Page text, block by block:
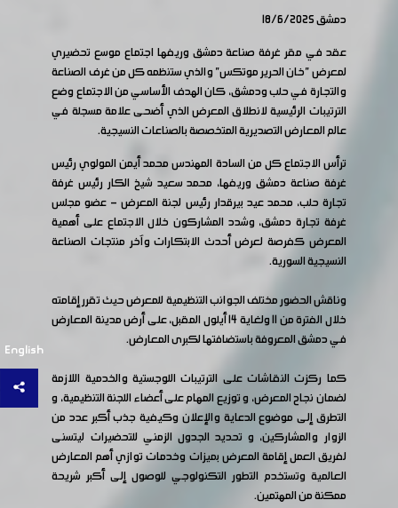
English
دمشق 18/6/2025
عقد في مقر غرفة صناعة دمشق وريفها اجتماع موسع تحضيري
لمعرض "خان الحرير موتكس" والذي ستنظمه كل من غرف الصناعة
والتجارة في حلب ودمشق، كان الهدف الأساسي من الاجتماع وضع
الترتيبات الرئيسية لانطلاق المعرض الذي أضحى علامة مسجلة في
عالم المعارض التصديرية المتخصصة بالصناعات النسيجية.
ترأس الاجتماع كل من السادة المهندس محمد أيمن المولوي رئيس
غرفة صناعة دمشق وريفها، محمد سعيد شيخ الكار رئيس غرفة
تجارة حلب، محمد عيد بيرقدار رئيس لجنة المعرض - عضو مجلس
غرفة تجارة دمشق، وشدد المشاركون خلال الاجتماع على أهمية
المعرض كفرصة لعرض أحدث الابتكارات وآخر منتجات الصناعة
النسيجية السورية.
وناقش الحضور مختلف الجوانب التنظيمية للمعرض حيث تقرر إقامته
خلال الفترة من 11 ولغاية 14 أيلول المقبل، على أرض مدينة المعارض
في دمشق المعروفة باستضافتها لكبرى المعارض.
كما ركزت النقاشات على الترتيبات اللوجستية والخدمية اللازمة
لضمان نجاح المعرض، و توزيع المهام على أعضاء اللجنة التنظيمية، و
التطرق إلى موضوع الدعاية والإعلان وكيفية جذب أكبر عدد من
الزوار والمشاركين، و تحديد الجدول الزمني للتحضيرات ليتسنى
لفريق العمل إقامة المعرض بميزات وخدمات توازي أهم المعارض
العالمية وتستخدم التطور التكنولوجي للوصول إلى أكبر شريحة
ممكنة من المهتمين.